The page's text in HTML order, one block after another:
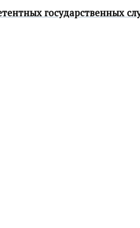
государственных